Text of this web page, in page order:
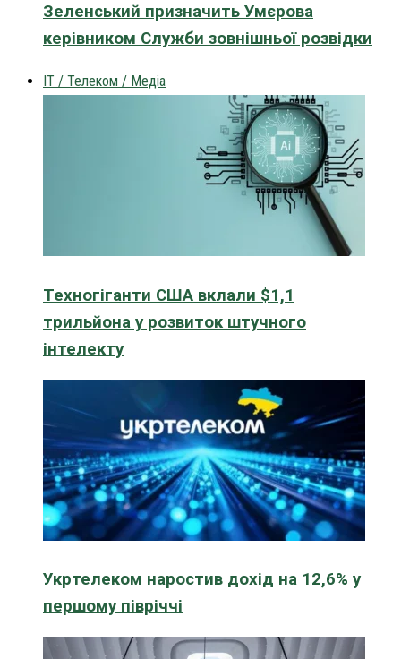
Зеленський призначить Умєрова
керівником Служби зовнішньої розвідки
IT / Телеком / Медіа
Техногіганти США вклали $1,1
трильйона у розвиток штучного
інтелекту
Укртелеком наростив дохід на 12,6% у
першому півріччі